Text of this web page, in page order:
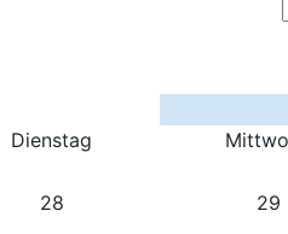
Dienstag
28 29